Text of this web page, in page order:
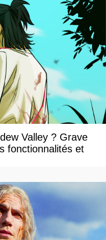
Valley ? Grave
fonctionnalités et